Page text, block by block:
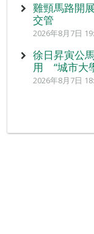
雞頸馬路開
交管
2026年8月7日
徐日昇寅公
用 “城市大
2026年8月7日